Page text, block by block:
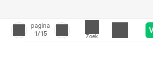
pagina
1/15 Zoek